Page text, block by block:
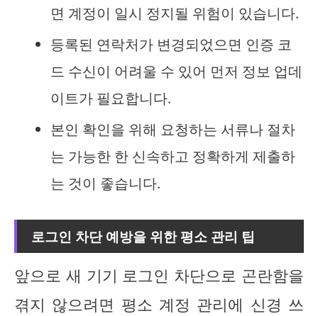
면 계정이 일시 정지될 위험이 있습니다.
등록된 연락처가 변경되었으면 인증 코
드 수신이 어려울 수 있어 먼저 정보 업데
이트가 필요합니다.
본인 확인을 위해 요청하는 서류나 절차
는 가능한 한 신속하고 정확하게 제출하
는 것이 좋습니다.
로그인 차단 예방을 위한 평소 관리 팁
앞으로 새 기기 로그인 차단으로 곤란함을
겪지 않으려면 평소 계정 관리에 신경 쓰